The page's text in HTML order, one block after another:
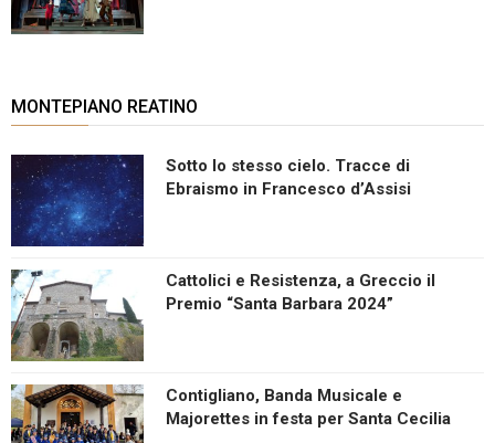
MONTEPIANO REATINO
Sotto lo stesso cielo. Tracce di
Ebraismo in Francesco d’Assisi
Cattolici e Resistenza, a Greccio il
Premio “Santa Barbara 2024”
Contigliano, Banda Musicale e
Majorettes in festa per Santa Cecilia